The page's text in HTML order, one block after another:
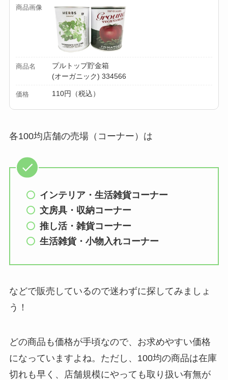
商品画像
商品名
プルトップ貯金箱
(オーガニック) 334566
価格 110円（税込）
各100均店舗の売場（コーナー）は
インテリア・生活雑貨コーナー
文房具・収納コーナー
推し活・雑貨コーナー
生活雑貨・小物入れコーナー
などで販売しているので迷わずに探してみましょ
う！
どの商品も価格が手頃なので、お求めやすい価格
になっていますよね。ただし、100均の商品は在庫
切れも早く、店舗規模にやっても取り扱い有無が